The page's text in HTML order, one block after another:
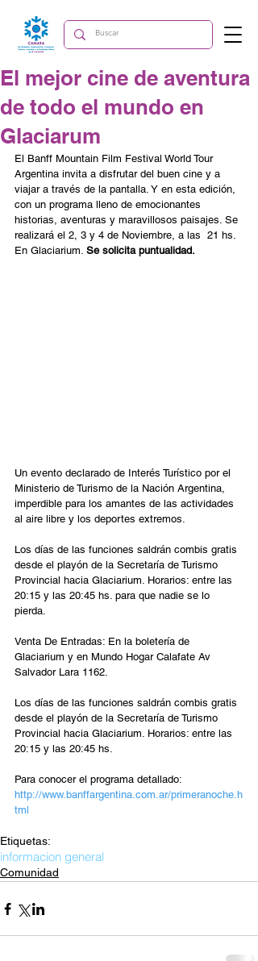
El mejor cine de aventura
de todo el mundo en
Glaciarum
El Banff Mountain Film Festival World Tour
Argentina invita a disfrutar del buen cine y a
viajar a través de la pantalla. Y en esta edición,
con un programa lleno de emocionantes
historias, aventuras y maravillosos paisajes. Se
realizará el 2, 3 y 4 de Noviembre, a las  21 hs.
En Glaciarium. Se solicita puntualidad.
Un evento declarado de Interés Turístico por el
Ministerio de Turismo de la Nación Argentina,
imperdible para los amantes de las actividades
al aire libre y los deportes extremos.
Los días de las funciones saldrán combis gratis
desde el playón de la Secretaría de Turismo
Provincial hacia Glaciarium. Horarios: entre las
20:15 y las 20:45 hs. para que nadie se lo
pierda.
Venta De Entradas: En la boletería de
Glaciarium y en Mundo Hogar Calafate Av
Salvador Lara 1162.
Los días de las funciones saldrán combis gratis
desde el playón de la Secretaría de Turismo
Provincial hacia Glaciarium. Horarios: entre las
20:15 y las 20:45 hs.
Para conocer el programa detallado:
http://www.banffargentina.com.ar/primeranoche.h
tml
Etiquetas:
informacion general
Comunidad